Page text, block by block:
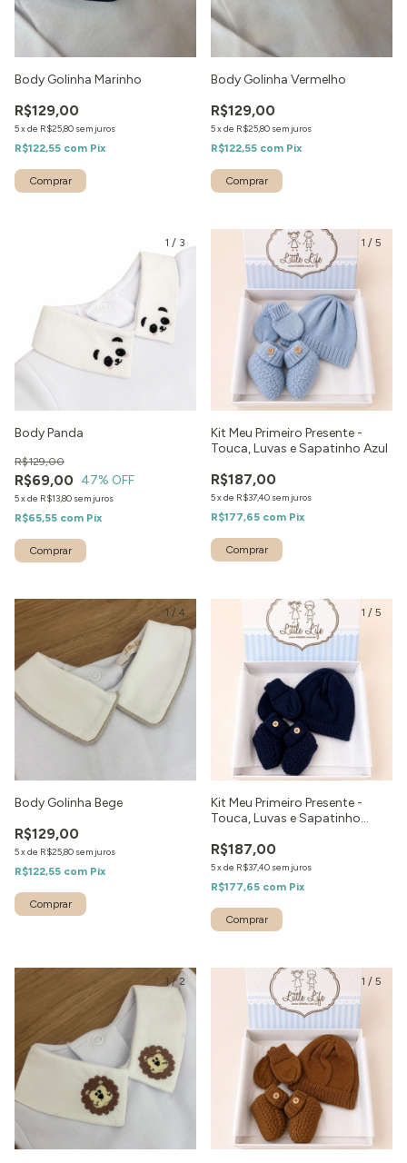
Body Golinha Marinho
R$129,00
5xde R$25,80 sem juros
R$122,55 com Pix
Body Golinha Vermelho
R$129,00
5xde R$25,80 sem juros
R$122,55 com Pix
1 / 3
Body Panda
R$69,00
R$129,00
47% OFF
5xde R$13,80 sem juros
R$65,55 com Pix
1 / 5
Kit Meu Primeiro Presente -
Touca, Luvas e Sapatinho Azul
R$187,00
5xde R$37,40 sem juros
R$177,65 com Pix
Comprar
1 / 4
Body Golinha Bege
R$129,00
5xde R$25,80 sem juros
R$122,55 com Pix
1 / 5
Kit Meu Primeiro Presente -
Touca, Luvas e Sapatinho
R$187,00
5xde R$37,40 sem juros
R$177,65 com Pix
Comprar
1/2 1 / 5